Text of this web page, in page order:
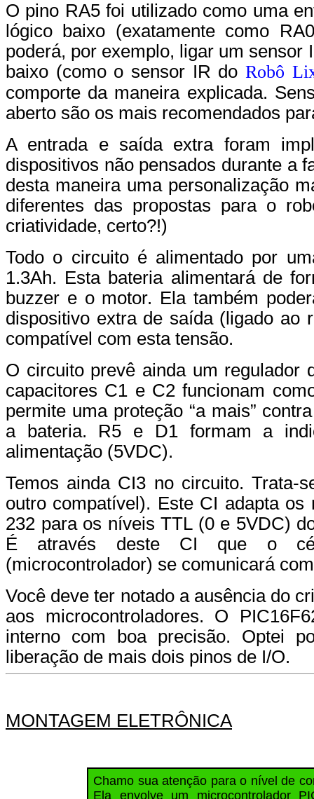
O pino RA5 foi utilizado como uma
lógico baixo (exatamente como
poderá, por exemplo, ligar um sensor
baixo (como o sensor IR do Robô
comporte da maneira explicada.
aberto são os mais recomendados
A entrada e saída extra foram
dispositivos não pensados durante a
desta maneira uma personalização
diferentes das propostas para o
criatividade, certo?!)
Todo o circuito é alimentado por
1.3Ah. Esta bateria alimentará de
buzzer e o motor. Ela também
dispositivo extra de saída (ligado ao
compatível com esta tensão.
O circuito prevê ainda um regulador
capacitores C1 e C2 funcionam
permite uma proteção “a mais”
a bateria. R5 e D1 formam a
alimentação (5VDC).
Temos ainda CI3 no circuito. Trata-
outro compatível). Este CI adapta
232 para os níveis TTL (0 e 5VDC)
É através deste CI que o
(microcontrolador) se comunicará
Você deve ter notado a ausência do
aos microcontroladores. O
interno com boa precisão. Optei
liberação de mais dois pinos de I/O.
MONTAGEM ELETRÔNICA
Chamo sua atenção para o nível de
Ela envolve um microcontrolador